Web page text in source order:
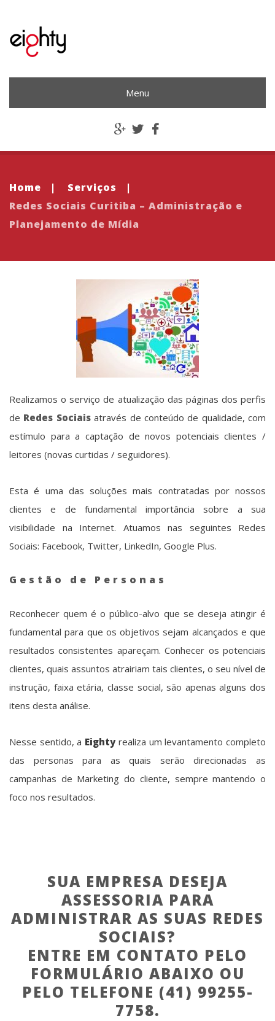
Menu
Home | Serviços
|
Redes Sociais Curitiba – Administração e
Planejamento de Mídia
Realizamos o serviço de atualização das páginas dos perfis
de Redes Sociaisatravés de conteúdo de qualidade, com
estímulo para a captação de novos potenciais clientes /
leitores (novas curtidas / seguidores).
Esta é uma das soluções mais contratadas por nossos
clientes e de fundamental importância sobre a sua
visibilidade na Internet. Atuamos nas seguintes Redes
Sociais: Facebook, Twitter, LinkedIn, Google Plus.
Gestão de Personas
Reconhecer quem é o público-alvo que se deseja atingir é
fundamental para que os objetivos sejam alcançados e que
resultados consistentes apareçam. Conhecer os potenciais
clientes, quais assuntos atrairiam tais clientes, o seu nível de
instrução, faixa etária, classe social, são apenas alguns dos
itens desta análise.
Nesse sentido, a Eightyrealiza um levantamento completo
das personas para as quais serão direcionadas as
campanhas de Marketing do cliente, sempre mantendo o
foco nos resultados.
SUA EMPRESA DESEJA
ASSESSORIA PARA
ADMINISTRAR AS SUAS REDES
SOCIAIS?
ENTRE EM CONTATO PELO
FORMULÁRIO ABAIXO OU
PELO TELEFONE (41) 99255-
7758.